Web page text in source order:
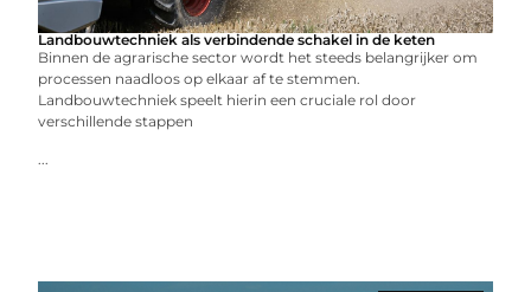
Landbouwtechniek als verbindende schakel in de keten
Binnen de agrarische sector wordt het steeds belangrijker om
processen naadloos op elkaar af te stemmen.
Landbouwtechniek speelt hierin een cruciale rol door
verschillende stappen
...